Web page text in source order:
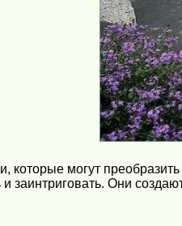
которые могут
и заинтриговать. Они